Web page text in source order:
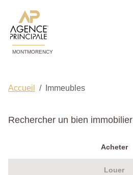
MONTMORENCY
Accueil Immeubles
Rechercher un bien immobilier
Acheter
Louer